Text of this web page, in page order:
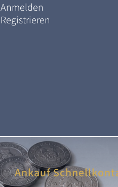
Anmelden
Registrieren
Ankauf